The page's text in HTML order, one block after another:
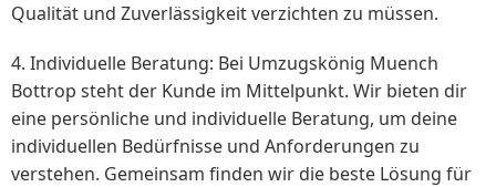
Qualität und Zuverlässigkeit verzichten zu müssen.
4. Individuelle Beratung: Bei Umzugskönig Muench
Bottrop steht der Kunde im Mittelpunkt. Wir bieten dir
eine persönliche und individuelle Beratung, um deine
individuellen Bedürfnisse und Anforderungen zu
verstehen. Gemeinsam finden wir die beste Lösung für